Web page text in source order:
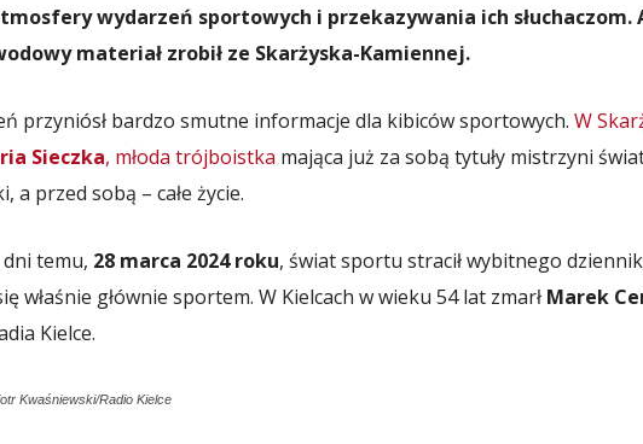
wydarzeń sportowych i przekazywania ich słuchaczom.
materiał zrobił ze Skarżyska-Kamiennej.
przyniósł bardzo smutne informacje dla kibiców sportowych. W
Sieczka, młoda trójboistka mająca już za sobą tytuły mistrzyni
a przed sobą – całe życie.
temu, 28 marca 2024 roku, świat sportu stracił wybitnego
właśnie głównie sportem. W Kielcach w wieku 54 lat zmarł Marek
Kielce.
Kwaśniewski/Radio Kielce